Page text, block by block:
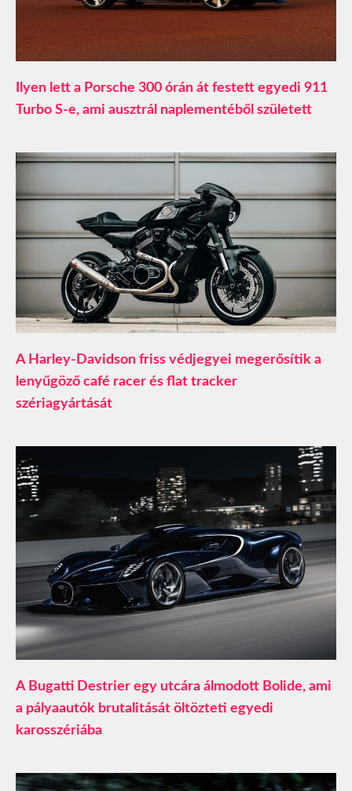
Ilyen lett a Porsche 300 órán át festett egyedi 911
Turbo S-e, ami ausztrál naplementéből született
A Harley-Davidson friss védjegyei megerősítik a
lenyűgöző café racer és flat tracker
szériagyártását
A Bugatti Destrier egy utcára álmodott Bolide, ami
a pályaautók brutalitását öltözteti egyedi
karosszériába